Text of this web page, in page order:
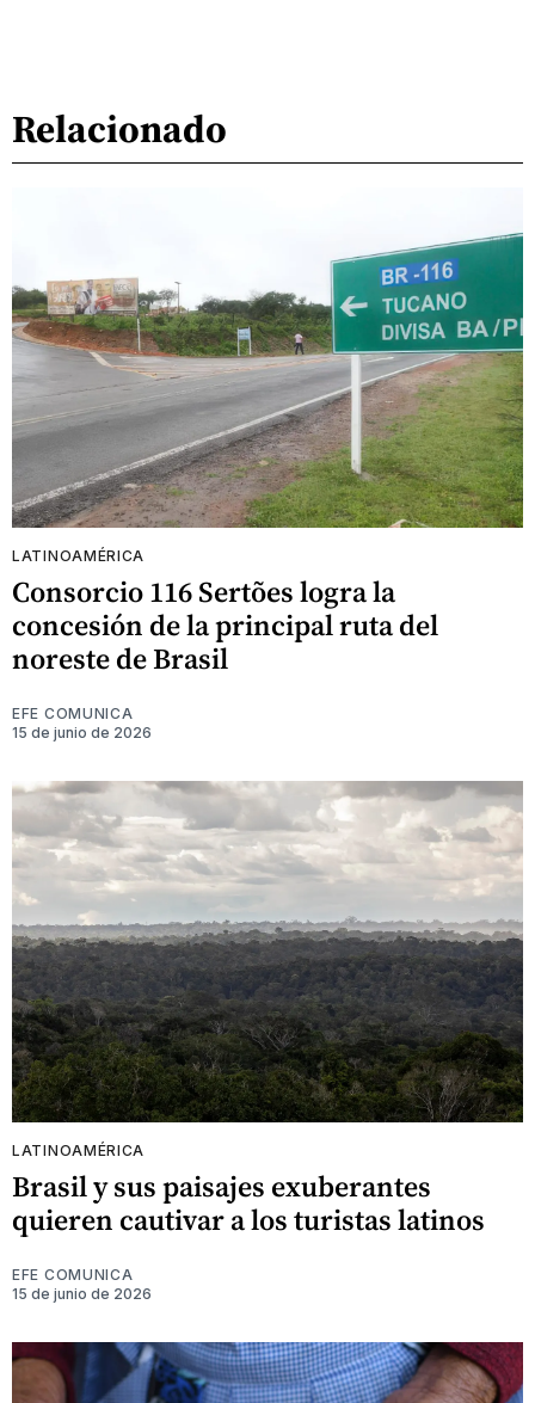
Relacionado
LATINOAMÉRICA
Consorcio 116 Sertões logra la
concesión de la principal ruta del
noreste de Brasil
EFE COMUNICA
15 de junio de 2026
LATINOAMÉRICA
Brasil y sus paisajes exuberantes
quieren cautivar a los turistas latinos
EFE COMUNICA
15 de junio de 2026